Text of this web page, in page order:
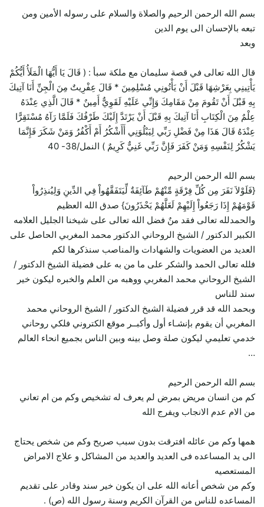
بسم الله الرحمن الرحيم والصلاة والسلام على رسوله الأمين ومن
تبعه بالإحسان الى يوم الدين
وبعد
قال الله تعالى في قصة سليمان مع ملكة سبأ : ( قَالَ يَا أَيُّهَا الْمَلَأُ أَيُّكُمْ
يَأْتِينِي بِعَرْشِهَا قَبْلَ أَنْ يَأْتُونِي مُسْلِمِينَ * قَالَ عِفْرِيتٌ مِنَ الْجِنِّ أَنَا آتِيكَ
بِهِ قَبْلَ أَنْ تَقُومَ مِنْ مَقَامِكَ وَإِنِّي عَلَيْهِ لَقَوِيٌّ أَمِينٌ * قَالَ الَّذِي عِنْدَهُ
عِلْمٌ مِنَ الْكِتَابِ أَنَا آتِيكَ بِهِ قَبْلَ أَنْ يَرْتَدَّ إِلَيْكَ طَرْفُكَ فَلَمَّا رَآهُ مُسْتَقِرًّا
عِنْدَهُ قَالَ هَذَا مِنْ فَضْلِ رَبِّي لِيَبْلُوَنِي أَأَشْكُرُ أَمْ أَكْفُرُ وَمَنْ شَكَرَ فَإِنَّمَا
يَشْكُرُ لِنَفْسِهِ وَمَنْ كَفَرَ فَإِنَّ رَبِّي غَنِيٌّ كَرِيمٌ ) النمل/38- 40
بسم الله الرحمن الرحيم
{فَلَوْلاَ نَفَرَ مِن كُلِّ فِرْقَةٍ مِّنْهُمْ طَآئِفَةٌ لِّيَتَفَقَّهُواْ فِي الدِّينِ وَلِيُنذِرُواْ
قَوْمَهُمْ إِذَا رَجَعُواْ إِلَيْهِمْ لَعَلَّهُمْ يَحْذَرُونَ} صدق الله العظيم
والحمدلله تعالى فقد منٌ فضل الله تعالى على شيخنا الجليل العلامه
الكبير الدكتور / الشيخ الروحاني الدكتور محمد المغربي الحاصل على
العديد من العضويات والشهادات والمناصب سنذكرها لكم
فلله تعالى الحمد والشكر على ما من به على فضيلة الشيخ الدكتور /
الشيخ الروحاني محمد المغربي ووهبه من العلم والخبره ليكون خير
سند للناس
وبحمد الله قد قرر فضيلة الشيخ الدكتور / الشيخ الروحاني محمد
المغربي أن يقوم بإنشـاء أول وأكبــر موقع الكتروني فلكي روحاني
خدمي تعليمي ليكون صلة وصل بينه وبين الناس بجميع انحاء العالم
…
بسم الله الرحمن الرحيم
كم من انسان مريض بمرض لم يعرف له تشخيص وكم من ام تعاني
من الام عدم الانجاب ويفرج الله
همها وكم من عائله افترقت بدون سبب صريح وكم من شخص يحتاج
الى يد المساعده فى العديد والعديد من المشاكل و علاج الامراض
المستعصيه
وكم من شخص أعانه الله على ان يكون خير سند وقادر على تقديم
المساعده للناس من القرآن الكريم وسنة رسول الله (ص) .